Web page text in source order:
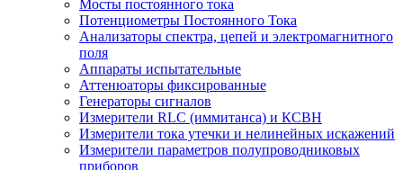
Мосты постоянного тока
Потенциометры Постоянного Тока
Анализаторы спектра, цепей и электромагнитного
поля
Аппараты испытательные
Аттенюаторы фиксированные
Генераторы сигналов
Измерители RLC (иммитанса) и КСВН
Измерители тока утечки и нелинейных искажений
Измерители параметров полупроводниковых
приборов